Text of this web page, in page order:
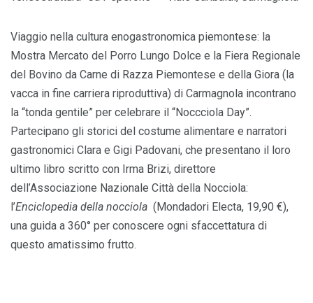
Viaggio nella cultura enogastronomica piemontese: la
Mostra Mercato del Porro Lungo Dolce e la Fiera Regionale
del Bovino da Carne di Razza Piemontese e della Giora (la
vacca in fine carriera riproduttiva) di Carmagnola incontrano
la “tonda gentile” per celebrare il “Noccciola Day”.
Partecipano gli storici del costume alimentare e narratori
gastronomici Clara e Gigi Padovani, che presentano il loro
ultimo libro scritto con Irma Brizi, direttore
dell’Associazione Nazionale Città della Nocciola:
l’Enciclopedia della nocciola (Mondadori Electa, 19,90 €),
una guida a 360° per conoscere ogni sfaccettatura di
questo amatissimo frutto.